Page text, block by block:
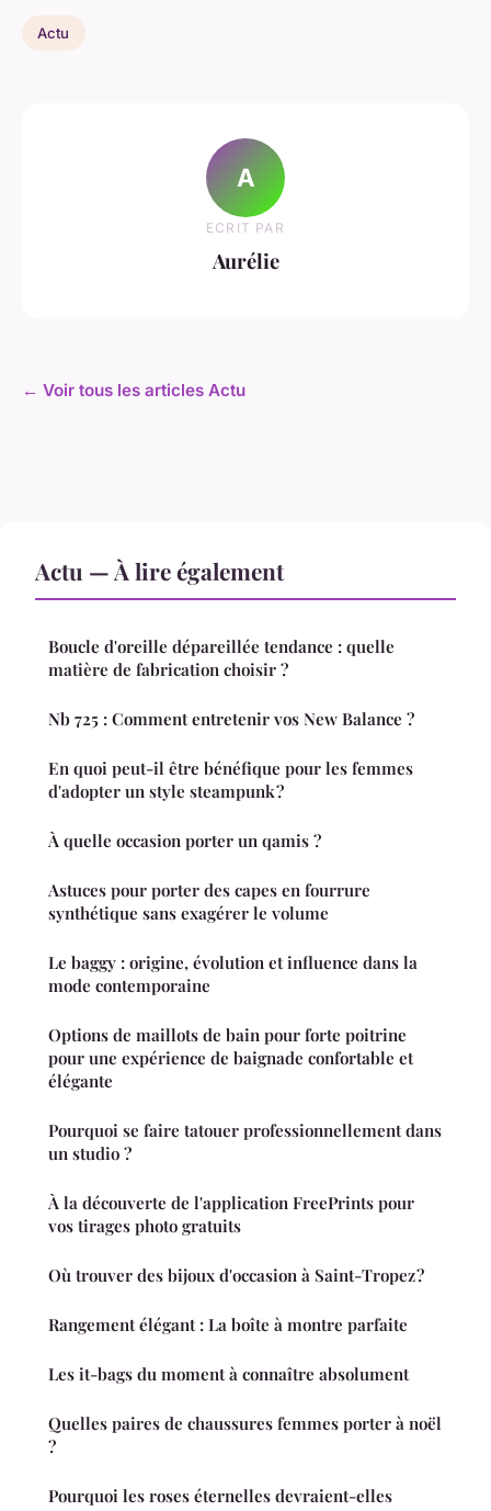
Actu
A
ECRIT PAR
Aurélie
← Voir tous les articles Actu
Actu — À lire également
Boucle d'oreille dépareillée tendance : quelle
matière de fabrication choisir ?
Nb 725 : Comment entretenir vos New Balance ?
En quoi peut-il être bénéfique pour les femmes
d'adopter un style steampunk ?
À quelle occasion porter un qamis ?
Astuces pour porter des capes en fourrure
synthétique sans exagérer le volume
Le baggy : origine, évolution et influence dans la
mode contemporaine
Options de maillots de bain pour forte poitrine
pour une expérience de baignade confortable et
élégante
Pourquoi se faire tatouer professionnellement dans
un studio ?
À la découverte de l'application FreePrints pour
vos tirages photo gratuits
Où trouver des bijoux d'occasion à Saint-Tropez ?
Rangement élégant : La boîte à montre parfaite
Les it-bags du moment à connaître absolument
Quelles paires de chaussures femmes porter à noël
?
Pourquoi les roses éternelles devraient-elles